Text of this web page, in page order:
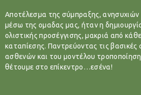
Αποτέλεσμα της σύμπραξης, ανησυχιών
μέσω της ομαδας μας, ήταν η
ολιστικής προσέγγισης, μακριά από
καταπίεσης. Παντρεύοντας τις βασικές
ασθενών και του μοντέλου
θέτουμε στο επίκεντρο…εσένα!